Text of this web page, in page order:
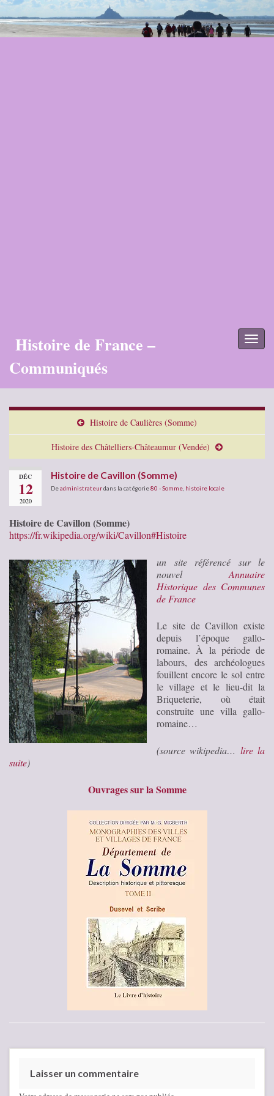
Histoire de France –
Communiqués
Histoire de Caulières (Somme)
Histoire des Châtelliers-Châteaumur (Vendée)
DÉC
12
2020
Histoire de Cavillon (Somme)
Deadministrateurdans la catégorie80 - Somme histoire locale
Histoire de Cavillon (Somme)
https://fr.wikipedia.org/wiki/Cavillon#Histoire
un site référencé sur le
nouvel Annuaire
Historique des Communes
de France
Le site de Cavillon existe
depuis l’époque gallo-
romaine. À la période de
labours, des archéologues
fouillent encore le sol entre
le village et le lieu-dit la
Briqueterie, où était
construite une villa gallo-
romaine…
(source wikipedia… lire la
suite)
Ouvrages sur la Somme
Laisser un commentaire